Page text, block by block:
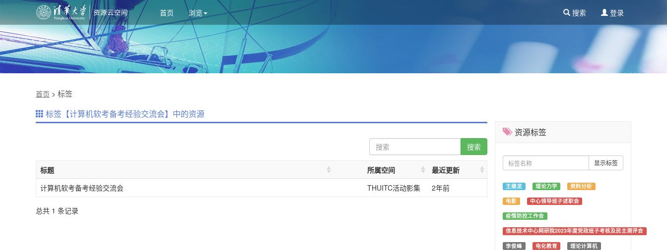
首页 浏览 搜索 登录
首页 > 标签
标签【计算机软考备考经验交流会】中的资源
搜索
标题 所属空间
最近更新
计算机软考备考经验交流会
THUITC活动影集 2年前
总共 1 条记录
资源标签
显示标签
王继龙 理论力学 资料分析
电影 中心领导班子述职会
疫情防控工作会
信息技术中心网研院2023年度党政班子考核及民主测评会
李俊峰 电化教育 理论计算机